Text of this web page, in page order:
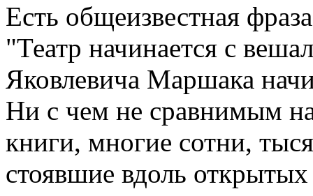
Есть общеизвестная
"Театр начинается с
Яковлевича Маршака
Ни с чем не сравнимым
книги, многие сотни,
стоявшие вдоль